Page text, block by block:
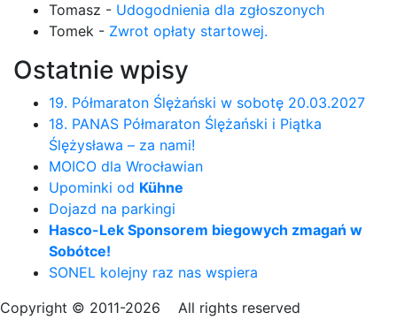
Tomasz - Udogodnienia dla zgłoszonych
Tomek - Zwrot opłaty startowej.
Ostatnie wpisy
19. Półmaraton Ślężański w sobotę 20.03.2027
18. PANAS Półmaraton Ślężański i Piątka
Ślężysława – za nami!
MOICO dla Wrocławian
Upominki od Kühne
Dojazd na parkingi
Hasco-Lek Sponsorem biegowych zmagań w
Sobótce!
SONEL kolejny raz nas wspiera
Copyright © 2011-2026 All rights reserved